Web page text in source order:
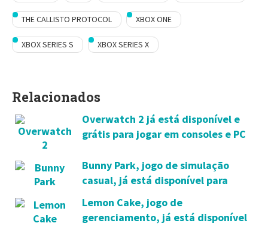
THE CALLISTO PROTOCOL XBOX ONE
XBOX SERIES S XBOX SERIES X
Relacionados
Overwatch 2 já está disponível e
grátis para jogar em consoles e PC
Bunny Park, jogo de simulação
casual, já está disponível para
Lemon Cake, jogo de
gerenciamento, já está disponível